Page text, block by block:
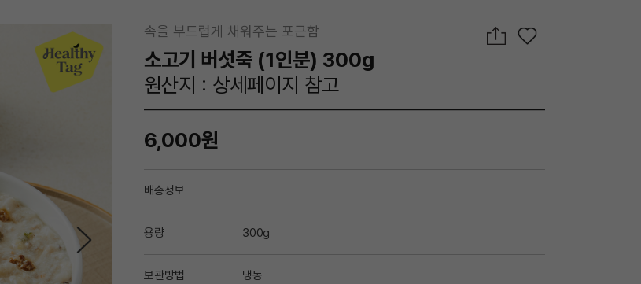
속을 부드럽게 채워주는 포근함
소고기 버섯죽 (1인분) 300g
원산지 : 상세페이지 참고
6,000원
배송정보
용량 300g
보관방법 냉동